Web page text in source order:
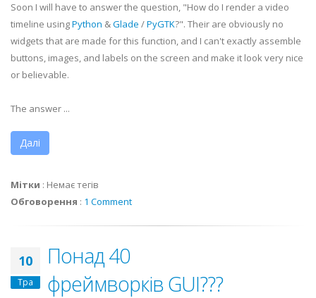
Soon I will have to answer the question, "How do I render a video
timeline usingPython &Glade /PyGTK?". Their are obviously no
widgets that are made for this function, and I can't exactly assemble
buttons, images, and labels on the screen and make it look very nice
or believable.
The answer ...
Далі
Мітки : Немає тегів
Обговорення : 1 Comment
10
Тра
Понад 40
фреймворків GUI???